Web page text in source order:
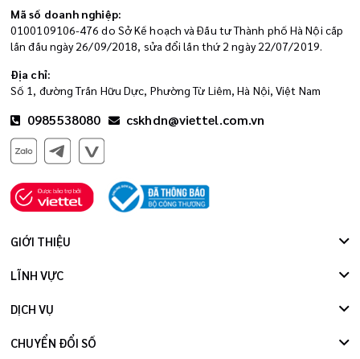
Mã số doanh nghiệp:
0100109106-476 do Sở Kế hoạch và Đầu tư Thành phố Hà Nội cấp
lần đầu ngày 26/09/2018, sửa đổi lần thứ 2 ngày 22/07/2019.
Địa chỉ:
Số 1, đường Trần Hữu Dực, Phường Từ Liêm, Hà Nội, Việt Nam
0985538080 cskhdn@viettel.com.vn
GIỚI THIỆU
LĨNH VỰC
DỊCH VỤ
CHUYỂN ĐỔI SỐ